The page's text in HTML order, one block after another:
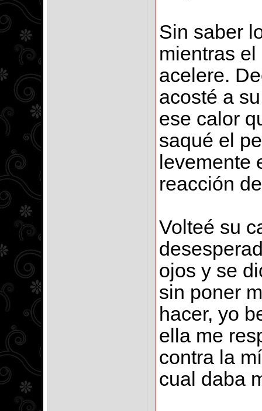
Sin saber
mientras
acelere.
acosté a
ese calor
saqué el
levemente
reacción
Volteé su
ojos y se
sin poner
hacer, yo
ella me
contra la
cual daba